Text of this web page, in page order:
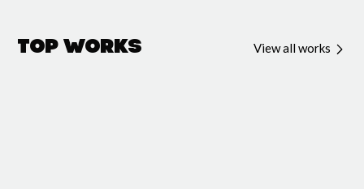
Top Works View all works